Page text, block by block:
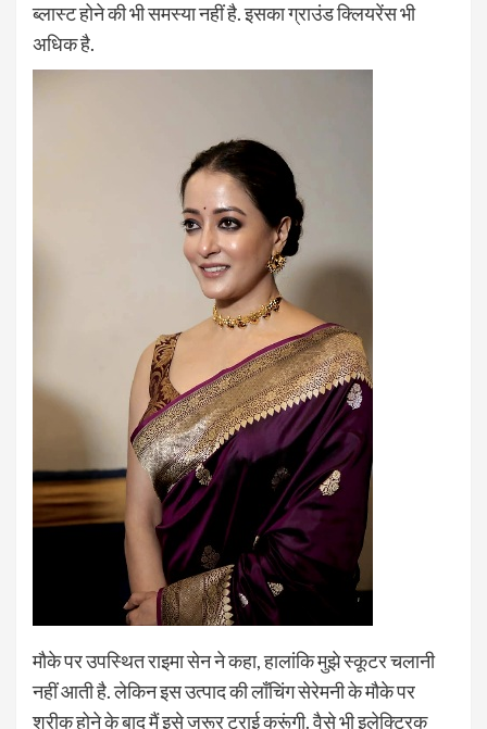
ब्लास्ट होने की भी समस्या नहीं है. इसका ग्राउंड क्लियरेंस भी
अधिक है.
मौके पर उपस्थित राइमा सेन ने कहा, हालांकि मुझे स्कूटर चलानी
नहीं आती है. लेकिन इस उत्पाद की लॉंचिंग सेरेमनी के मौके पर
शरीक होने के बाद मैं इसे जरूर ट्राई करूंगी. वैसे भी इलेक्ट्रिक